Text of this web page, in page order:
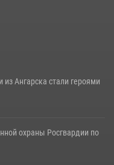
Ангарска стали героями
охраны Росгвардии по